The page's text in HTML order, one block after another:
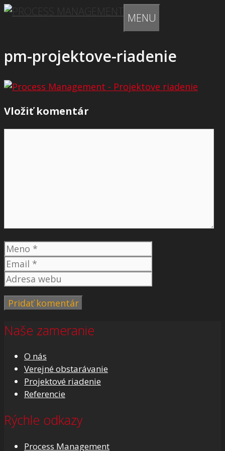
Preskočiť
MENU
pm-projektove-riadenie
Vložiť komentár
Meno
webu
Naše zameranie
O nás
Verejné obstarávanie
Projektové riadenie
Referencie
Rýchle odkazy
Process Management